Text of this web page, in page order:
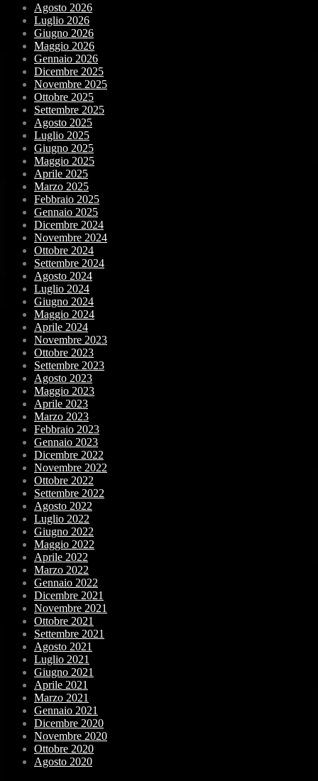
Agosto 2026
Luglio 2026
Giugno 2026
Maggio 2026
Gennaio 2026
Dicembre 2025
Novembre 2025
Ottobre 2025
Settembre 2025
Agosto 2025
Luglio 2025
Giugno 2025
Maggio 2025
Aprile 2025
Marzo 2025
Febbraio 2025
Gennaio 2025
Dicembre 2024
Novembre 2024
Ottobre 2024
Settembre 2024
Agosto 2024
Luglio 2024
Giugno 2024
Maggio 2024
Aprile 2024
Novembre 2023
Ottobre 2023
Settembre 2023
Agosto 2023
Maggio 2023
Aprile 2023
Marzo 2023
Febbraio 2023
Gennaio 2023
Dicembre 2022
Novembre 2022
Ottobre 2022
Settembre 2022
Agosto 2022
Luglio 2022
Giugno 2022
Maggio 2022
Aprile 2022
Marzo 2022
Gennaio 2022
Dicembre 2021
Novembre 2021
Ottobre 2021
Settembre 2021
Agosto 2021
Luglio 2021
Giugno 2021
Aprile 2021
Marzo 2021
Gennaio 2021
Dicembre 2020
Novembre 2020
Ottobre 2020
Agosto 2020